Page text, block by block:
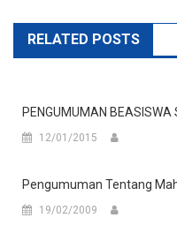
RELATED POSTS
PENGUMUMAN
12/01/2015
Pengumuman Tentang
19/02/2009